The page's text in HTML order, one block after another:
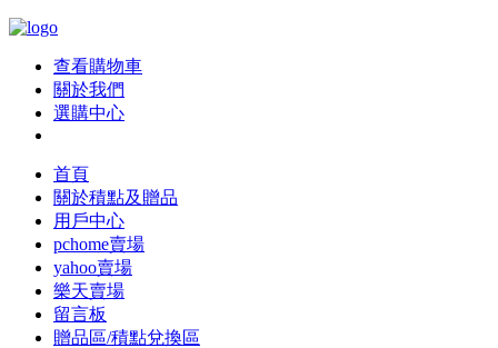
查看購物車
關於我們
選購中心
首頁
關於積點及贈品
用戶中心
pchome賣場
yahoo賣場
樂天賣場
留言板
贈品區/積點兌換區